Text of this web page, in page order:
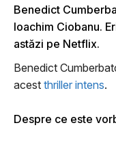
Benedict
Ioachim Ciobanu.
astăzi pe Netflix.
Benedict
acest thriller intens.
Despre ce este